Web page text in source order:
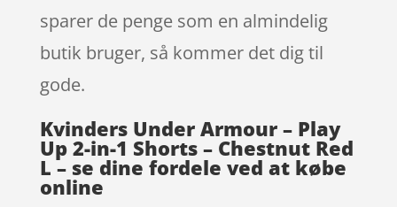
sparer de penge som en almindelig
butik bruger, så kommer det dig til
gode.
Kvinders Under Armour – Play
Up 2-in-1 Shorts – Chestnut Red
L – se dine fordele ved at købe
online